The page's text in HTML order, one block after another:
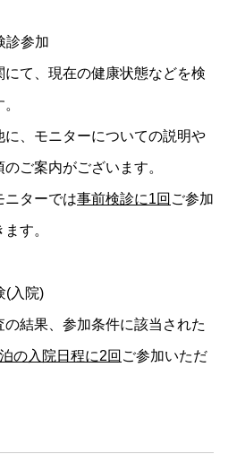
診参加
にて、現在の健康状態などを検
に、モニターについての説明や
ご案内がございます。
ニターでは事前検診に1回 ご参加
す。
(入院)
の結果、参加条件に該当された
の入院日程に2回 ご参加いただ